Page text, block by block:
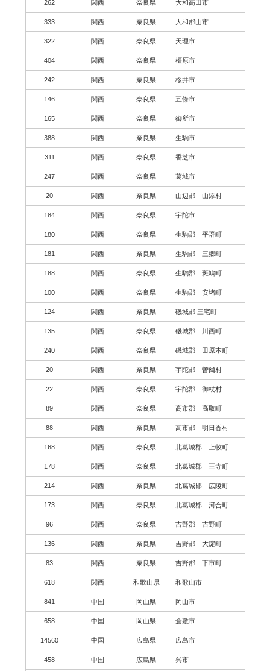
262 関西 奈良県 大和高田市
333 関西 奈良県 大和郡山市
322 関西 奈良県 天理市
404 関西 奈良県 橿原市
242 関西 奈良県 桜井市
146 関西 奈良県 五條市
165 関西 奈良県 御所市
388 関西 奈良県 生駒市
311 関西 奈良県 香芝市
247 関西 奈良県 葛城市
20 関西 奈良県 山辺郡 山添村
184 関西 奈良県 宇陀市
180 関西 奈良県 生駒郡 平群町
181 関西 奈良県 生駒郡 三郷町
188 関西 奈良県 生駒郡 斑鳩町
100 関西 奈良県 生駒郡 安堵町
124 関西 奈良県 磯城郡 三宅町
135 関西 奈良県 磯城郡 川西町
240 関西 奈良県 磯城郡 田原本町
20 関西 奈良県 宇陀郡 曽爾村
22 関西 奈良県 宇陀郡 御杖村
89 関西 奈良県 高市郡 高取町
88 関西 奈良県 高市郡 明日香村
168 関西 奈良県 北葛城郡 上牧町
178 関西 奈良県 北葛城郡 王寺町
214 関西 奈良県 北葛城郡 広陵町
173 関西 奈良県 北葛城郡 河合町
96 関西 奈良県 吉野郡 吉野町
136 関西 奈良県 吉野郡 大淀町
83 関西 奈良県 吉野郡 下市町
618 関西 和歌山県 和歌山市
841 中国 岡山県 岡山市
658 中国 岡山県 倉敷市
14560 中国 広島県 広島市
458 中国 広島県 呉市